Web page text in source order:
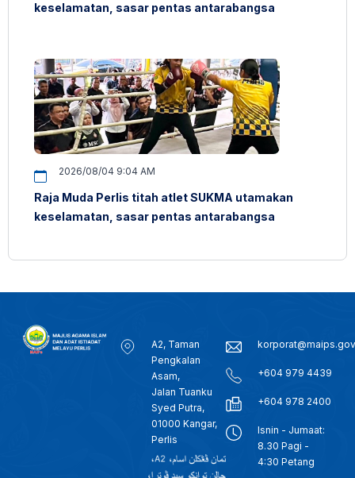
keselamatan, sasar pentas antarabangsa
2026/08/04 9:04 AM
Raja Muda Perlis titah atlet SUKMA utamakan
keselamatan, sasar pentas antarabangsa
A2, Taman
Pengkalan
Asam,
Jalan Tuanku
Syed Putra,
01000 Kangar,
Perlis
+604 979 4439
+604 978 2400
Isnin - Jumaat:
8.30 Pagi -
4:30 Petang